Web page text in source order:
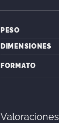
PESO
DIMENSIONES
FORMATO
Valoraciones